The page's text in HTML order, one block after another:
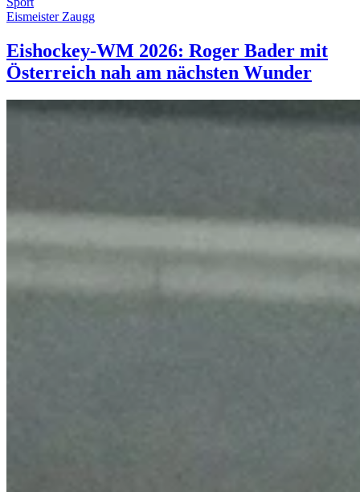
Eismeister Zaugg
Eishockey-WM 2026: Roger Bader mit
Österreich nah am nächsten Wunder